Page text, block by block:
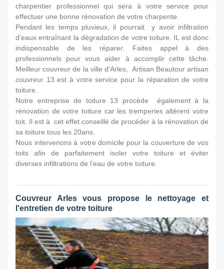
charpentier professionnel qui sera à votre service pour
effectuer une bonne rénovation de votre charpente.
Pendant les temps pluvieux, il pourrait y avoir infiltration
d’eaux entraînant la dégradation de votre toiture. IL est donc
indispensable de les réparer. Faites appel à des
professionnels pour vous aider à accomplir cette tâche.
Meilleur couvreur de la ville d’Arles, Artisan Beautour artisan
couvreur 13 est à votre service pour la réparation de votre
toiture.
Notre entreprise de toiture 13 procède également à la
rénovation de votre toiture car les tremperies altèrent votre
toit. Il est à cet effet conseillé de procéder à la rénovation de
sa toiture tous les 20ans.
Nous intervenons à votre domicile pour la couverture de vos
toits afin de parfaitement isoler votre toiture et éviter
diverses infiltrations de l’eau de votre toiture.
Couvreur Arles vous propose le nettoyage et
l'entretien de votre toiture